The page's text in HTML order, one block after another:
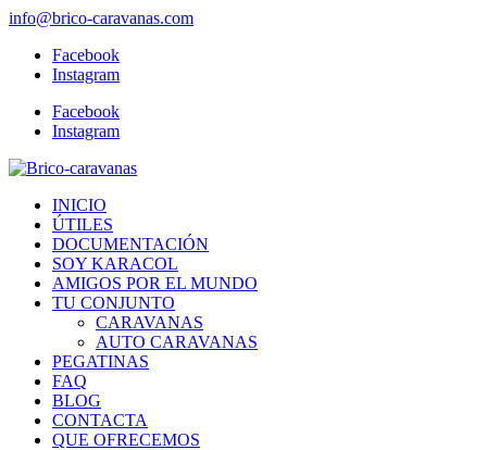
info@brico-caravanas.com
Facebook
Instagram
Facebook
Instagram
INICIO
ÚTILES
DOCUMENTACIÓN
SOY KARACOL
AMIGOS POR EL MUNDO
TU CONJUNTO
CARAVANAS
AUTO CARAVANAS
PEGATINAS
FAQ
BLOG
CONTACTA
QUE OFRECEMOS